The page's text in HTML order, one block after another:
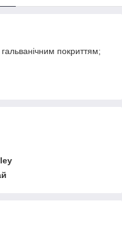
покриттям;